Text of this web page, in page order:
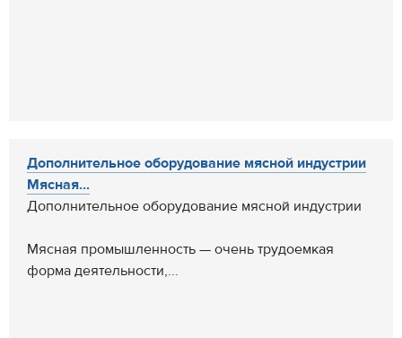
Дополнительное оборудование мясной индустрии
Мясная...
Дополнительное оборудование мясной индустрии
Мясная промышленность — очень трудоемкая
форма деятельности,...